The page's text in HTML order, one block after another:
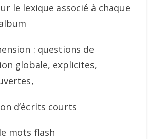
le lexique associé à chaque
: questions de
globale, explicites,
d’écrits courts
mots flash